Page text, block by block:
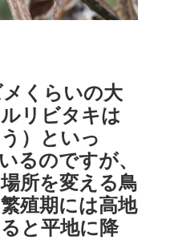
くらいの大
リビタキは
）といっ
るのですが、
所を変える鳥
殖期には高地
と平地に降